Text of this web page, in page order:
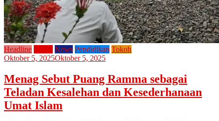
Headline News Pendidikan Tokoh
Oktober 5, 2025Oktober 5, 2025
Menag Sebut Puang Ramma sebagai
Teladan Kesalehan dan Kesederhanaan
Umat Islam